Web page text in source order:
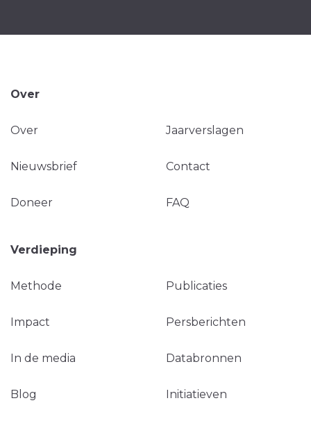
Over
Over Jaarverslagen
Nieuwsbrief Contact
Doneer FAQ
Verdieping
Methode Publicaties
Impact Persberichten
In de media Databronnen
Blog Initiatieven